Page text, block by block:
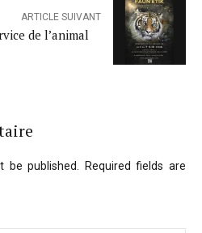
ARTICLE SUIVANT
de l’animal
be published. Required fields are